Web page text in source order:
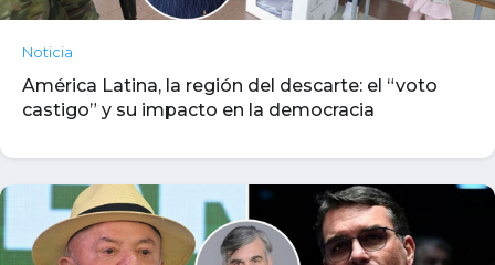
Noticia
América Latina, la región del descarte: el “voto
castigo” y su impacto en la democracia